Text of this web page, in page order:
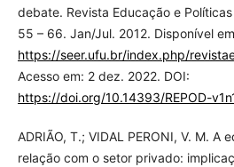
debate. Revista Educação e Políticas
55 – 66. Jan/Jul. 2012. Disponível
https://seer.ufu.br/index.php/
Acesso em: 2 dez. 2022. DOI:
https://doi.org/10.14393/REPOD-
ADRIÃO, T.; VIDAL PERONI, V. M. A
relação com o setor privado: